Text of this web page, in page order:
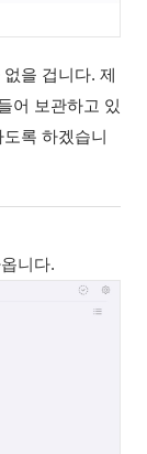
을 겁니다. 제
어 보관하고 있
록 하겠습니
니다.